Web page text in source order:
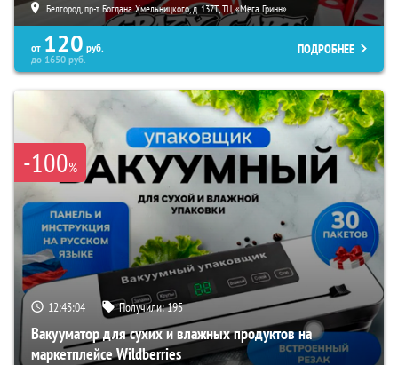
Белгород, пр-т Богдана Хмельницкого, д. 137Т, ТЦ «Мега Гринн»
от 120 руб.
до1650руб.
ПОДРОБНЕЕ
-100%
12:43:03 Получили:195
Вакууматор для сухих и влажных продуктов на
маркетплейсе Wildberries